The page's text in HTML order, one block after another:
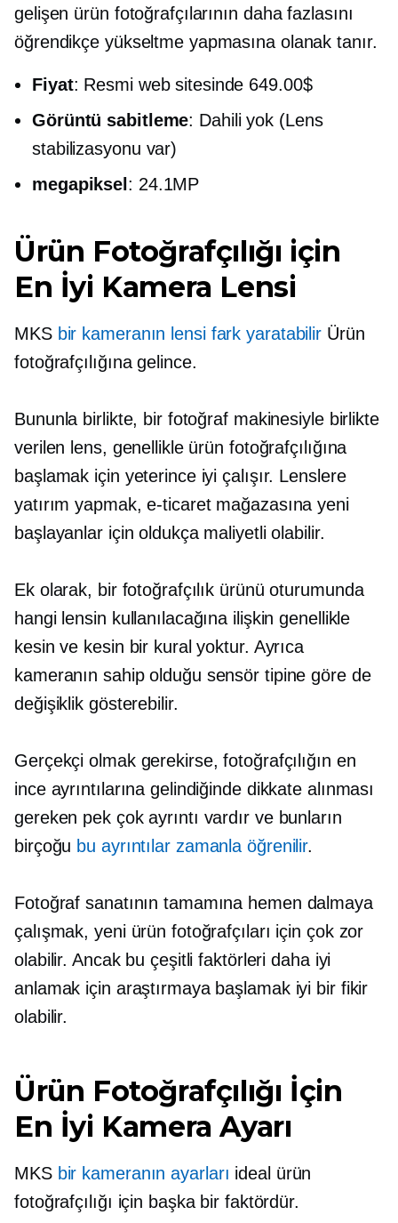
gelişen ürün fotoğrafçılarının daha fazlasını
öğrendikçe yükseltme yapmasına olanak tanır.
Fiyat: Resmi web sitesinde 649.00$
Görüntü sabitleme: Dahili yok (Lens
stabilizasyonu var)
megapiksel : 24.1MP
Ürün Fotoğrafçılığı için
En İyi Kamera Lensi
MKS bir kameranın lensi fark yaratabilir Ürün
fotoğrafçılığına gelince.
Bununla birlikte, bir fotoğraf makinesiyle birlikte
verilen lens, genellikle ürün fotoğrafçılığına
başlamak için yeterince iyi çalışır. Lenslere
yatırım yapmak, e-ticaret mağazasına yeni
başlayanlar için oldukça maliyetli olabilir.
Ek olarak, bir fotoğrafçılık ürünü oturumunda
hangi lensin kullanılacağına ilişkin genellikle
kesin ve kesin bir kural yoktur. Ayrıca
kameranın sahip olduğu sensör tipine göre de
değişiklik gösterebilir.
Gerçekçi olmak gerekirse, fotoğrafçılığın en
ince ayrıntılarına gelindiğinde dikkate alınması
gereken pek çok ayrıntı vardır ve bunların
birçoğu bu ayrıntılar zamanla öğrenilir.
Fotoğraf sanatının tamamına hemen dalmaya
çalışmak, yeni ürün fotoğrafçıları için çok zor
olabilir. Ancak bu çeşitli faktörleri daha iyi
anlamak için araştırmaya başlamak iyi bir fikir
olabilir.
Ürün Fotoğrafçılığı İçin
En İyi Kamera Ayarı
MKS bir kameranın ayarları ideal ürün
fotoğrafçılığı için başka bir faktördür.